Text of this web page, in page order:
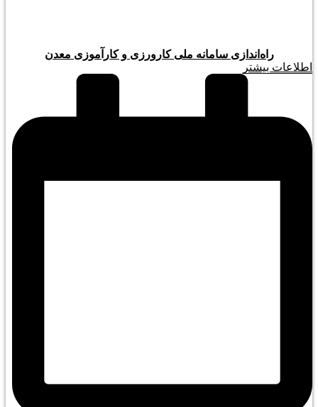
راه‌اندازی سامانه ملی کارورزی و کارآموزی معدن
اطلاعات بیشتر